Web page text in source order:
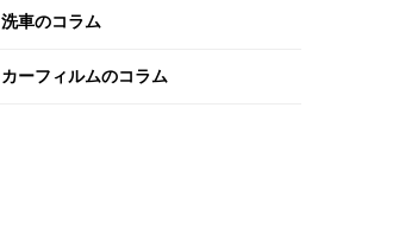
洗車のコラム
カーフィルムのコラム